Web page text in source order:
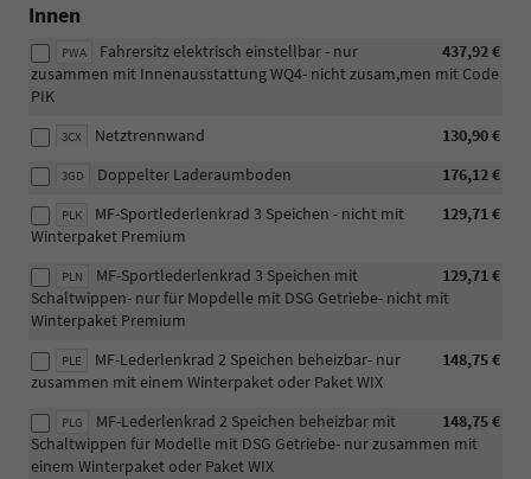
Innen
PWA 437,92 €
Fahrersitz elektrisch einstellbar - nur
zusammen mit Innenausstattung WQ4- nicht zusam,men mit Code
PIK
3CX 130,90 €
Netztrennwand
3GD 176,12 €
Doppelter Laderaumboden
PLK 129,71 €
MF-Sportlederlenkrad 3 Speichen - nicht mit
Winterpaket Premium
PLN 129,71 €
MF-Sportlederlenkrad 3 Speichen mit
Schaltwippen- nur für Mopdelle mit DSG Getriebe- nicht mit
Winterpaket Premium
PLE 148,75 €
MF-Lederlenkrad 2 Speichen beheizbar- nur
zusammen mit einem Winterpaket oder Paket WIX
PLG 148,75 €
MF-Lederlenkrad 2 Speichen beheizbar mit
Schaltwippen für Modelle mit DSG Getriebe- nur zusammen mit
einem Winterpaket oder Paket WIX